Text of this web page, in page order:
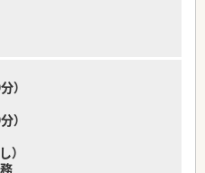
手厚く支えています。
比3対7の構成で、従業員がそれ
）
）
）